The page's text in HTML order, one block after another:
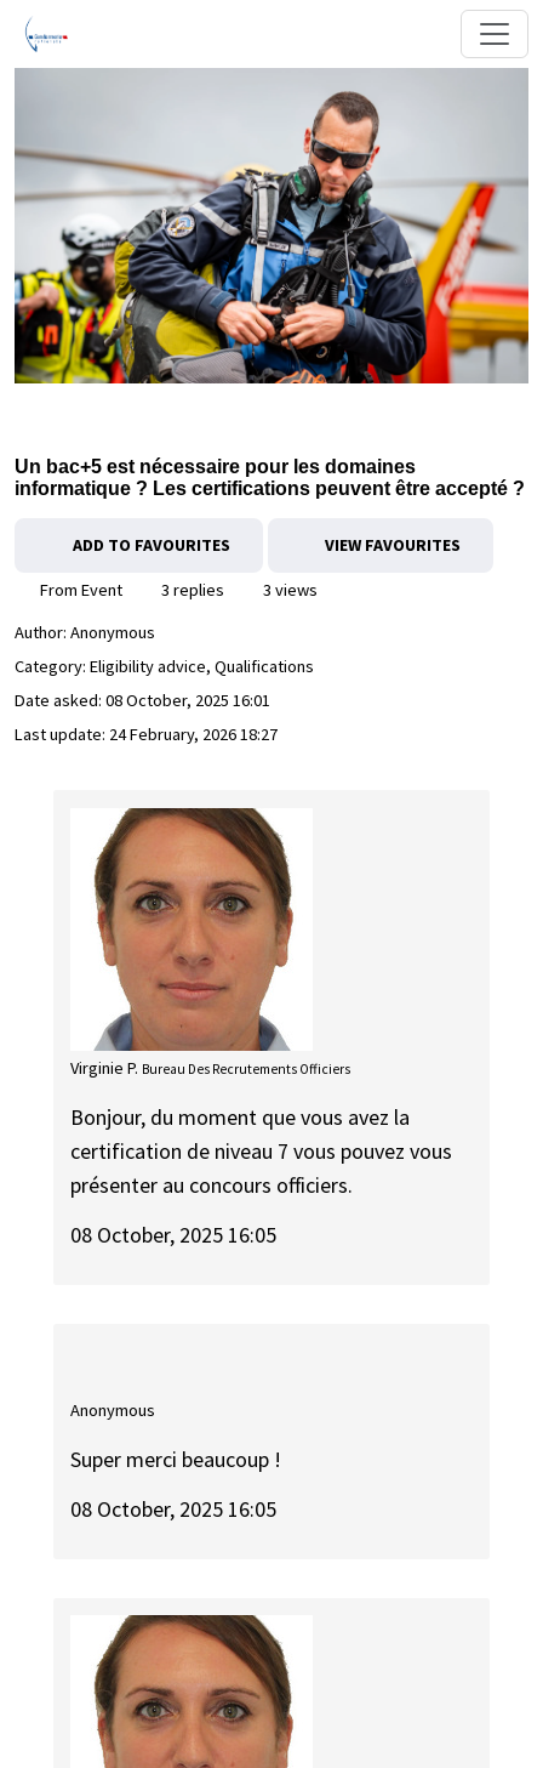
Un bac+5 est nécessaire pour les domaines
informatique ? Les certifications peuvent être accepté ?
ADD TO FAVOURITES VIEW FAVOURITES
From Event 3 replies
3 views
Author: Anonymous
Category: Eligibility advice, Qualifications
Date asked: 08 October, 2025 16:01
Last update: 24 February, 2026 18:27
Virginie P. Bureau Des Recrutements Officiers
Bonjour, du moment que vous avez la
certification de niveau 7 vous pouvez vous
présenter au concours officiers.
08 October, 2025 16:05
Anonymous
Super merci beaucoup !
08 October, 2025 16:05